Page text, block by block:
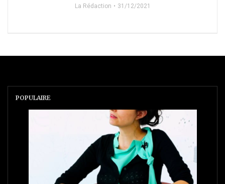
La Rédaction 31/12/2021
POPULAIRE